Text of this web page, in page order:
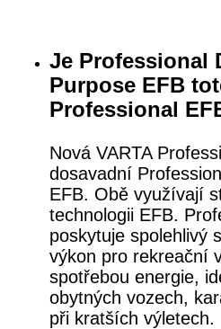
Je Professional
Purpose EFB
Professional
Nová VARTA
dosavadní
EFB. Obě využívají
technologii EFB.
poskytuje spolehlivý
výkon pro rekreační
spotřebou energie,
obytných vozech,
při kratších výletech.